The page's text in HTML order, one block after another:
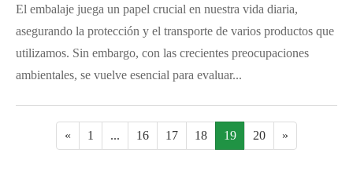
El embalaje juega un papel crucial en nuestra vida diaria,
asegurando la protección y el transporte de varios productos que
utilizamos. Sin embargo, con las crecientes preocupaciones
ambientales, se vuelve esencial para evaluar...
« 1 ... 16 17 18 19 20 »